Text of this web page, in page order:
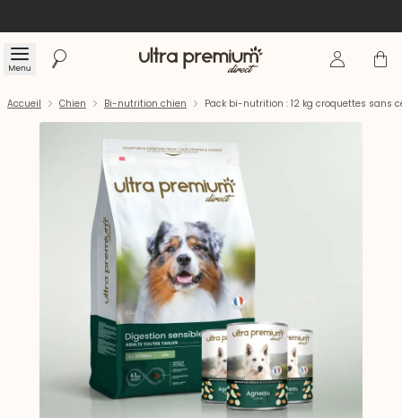
Menu Rechercher Accueil Se Panier
Accueil Chien Bi-nutrition chien Pack bi-nutrition : 12 kg croquettes sans